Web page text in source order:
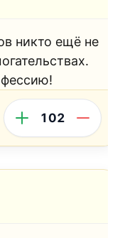
никто ещё не
102